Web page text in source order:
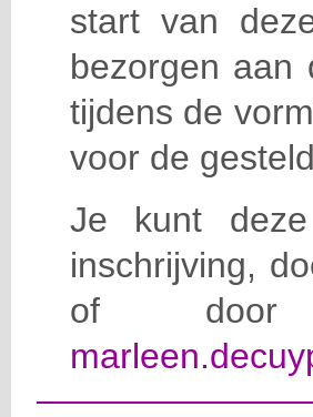
start van
bezorgen aan
tijdens de
voor de
Je kunt
inschrijving,
of door